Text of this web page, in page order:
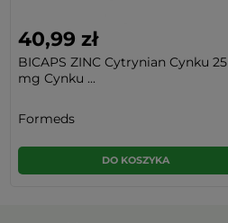
40,99 zł
BICAPS ZINC Cytrynian Cynku 25
mg Cynku ...
Formeds
DO KOSZYKA